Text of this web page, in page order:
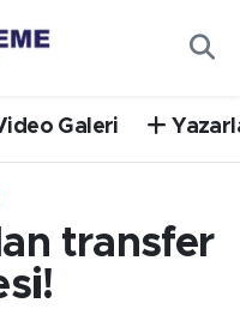
Galeri
transfer
ve Fikstür